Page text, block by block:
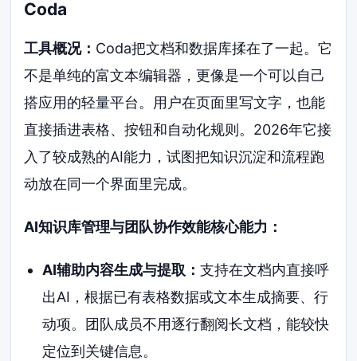
Coda
工具概况： Coda把文档和数据库揉在了一起。它
不是单纯的富文本编辑器，更像是一个可以自己
搭应用的轻量平台。用户在页面里写文字，也能
直接插进表格、按钮和自动化规则。2026年它接
入了较成熟的AI能力，试图把知识沉淀和流程跑
动放在同一个界面里完成。
AI知识库管理与团队协作效能核心能力：
AI辅助内容生成与提取： 支持在文档内直接呼
出AI，根据已有表格数据或文本生成摘要、行
动项。团队成员不用逐行翻阅长文档，能较快
定位到关键信息。